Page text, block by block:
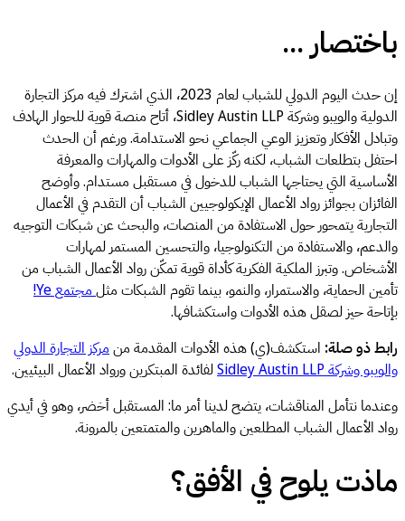
باختصار ...
إن حدث اليوم الدولي للشباب لعام 2023، الذي اشترك فيه مركز التجارة
الدولية والويبو وشركة Sidley Austin LLP، أتاح منصة قوية للحوار الهادف
وتبادل الأفكار وتعزيز الوعي الجماعي نحو الاستدامة. ورغم أن الحدث
احتفل بتطلعات الشباب، لكنه ركّز على الأدوات والمهارات والمعرفة
الأساسية التي يحتاجها الشباب للدخول في مستقبل مستدام. وأوضح
الفائزان بجوائز رواد الأعمال الإيكولوجيين الشباب أن التقدم في الأعمال
التجارية يتمحور حول الاستفادة من المنصات، والبحث عن شبكات التوجيه
والدعم، والاستفادة من التكنولوجيا، والتحسين المستمر لمهارات
الأشخاص. وتبرز الملكية الفكرية كأداة قوية تمكّن رواد الأعمال الشباب من
تأمين الحماية، والاستمرار، والنمو، بينما تقوم الشبكات مثل مجتمع Ye!
بإتاحة حيز لصقل هذه الأدوات واستكشافها.
رابط ذو صلة: استكشف(ي) هذه الأدوات المقدمة من مركز التجارة الدولي
والويبو وشركة Sidley Austin LLP
لفائدة المبتكرين ورواد الأعمال البيئيين.
وعندما نتأمل المناقشات، يتضح لدينا أمر ما: المستقبل أخضر، وهو في أيدي
رواد الأعمال الشباب المطلعين والماهرين والمتمتعين بالمرونة.
ماذت يلوح في الأفق؟